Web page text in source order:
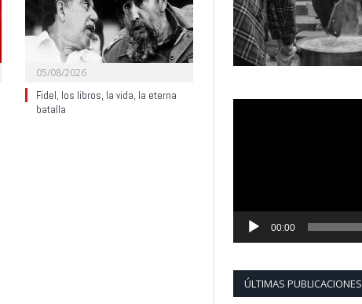
05/08/2026
Fidel, los libros, la vida, la eterna
batalla
00:00
ÚLTIMAS PUBLICACIONES